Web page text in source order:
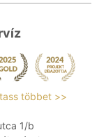
többet >>
1/b